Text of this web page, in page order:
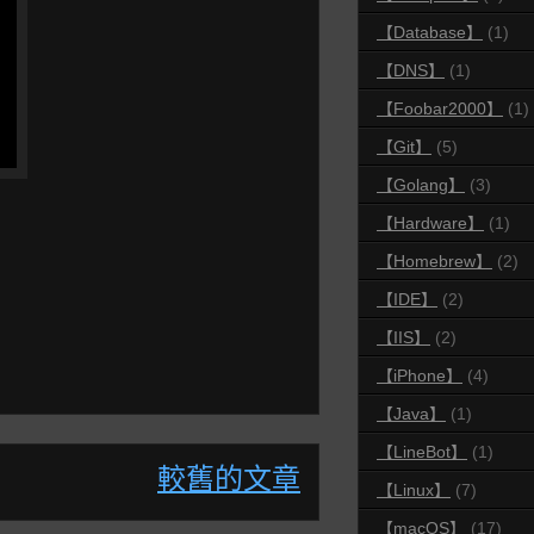
較舊的文章
【Database】
(1)
【DNS】
(1)
【Foobar2000】
(1)
【Git】
(5)
【Golang】
(3)
【Hardware】
(1)
【Homebrew】
(2)
【IDE】
(2)
【IIS】
(2)
【iPhone】
(4)
【Java】
(1)
【LineBot】
(1)
【Linux】
(7)
【macOS】
(17)